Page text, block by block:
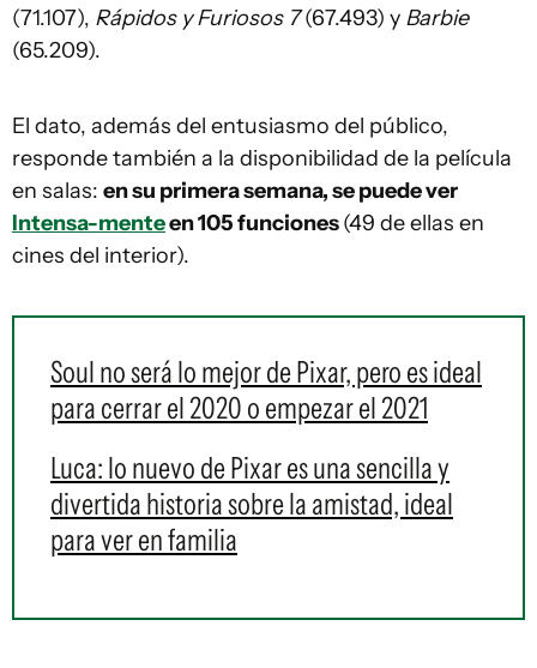
(71.107), Rápidos y Furiosos 7(67.493) y Barbie
(65.209).
El dato, además del entusiasmo del público,
responde también a la disponibilidad de la película
en salas: en su primera semana, se puede ver
Intensa-menteen 105 funciones(49 de ellas en
cines del interior).
Soul no será lo mejor de Pixar, pero es ideal
para cerrar el 2020 o empezar el 2021
Luca: lo nuevo de Pixar es una sencilla y
divertida historia sobre la amistad, ideal
para ver en familia